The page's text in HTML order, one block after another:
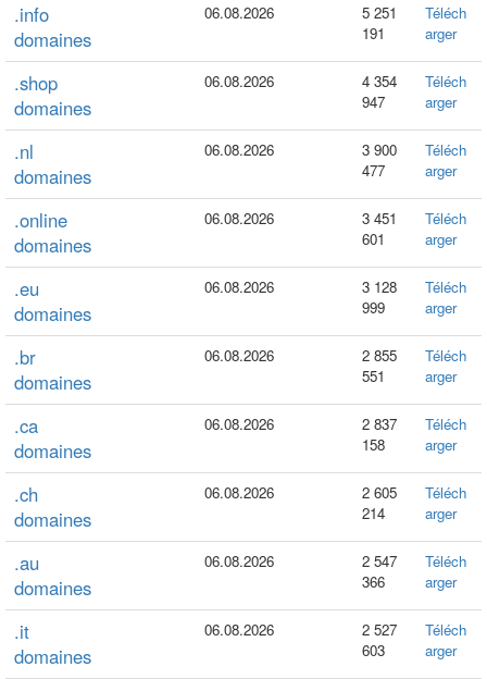
.info
domaines
06.08.2026
5 251
191
Téléch
arger
.shop
domaines
06.08.2026
4 354
947
Téléch
arger
.nl
domaines
06.08.2026
3 900
477
Téléch
arger
.online
domaines
06.08.2026
3 451
601
Téléch
arger
.eu
domaines
06.08.2026
3 128
999
Téléch
arger
.br
domaines
06.08.2026
2 855
551
Téléch
arger
.ca
domaines
06.08.2026
2 837
158
Téléch
arger
.ch
domaines
06.08.2026
2 605
214
Téléch
arger
.au
domaines
06.08.2026
2 547
366
Téléch
arger
.it
domaines
06.08.2026
2 527
603
Téléch
arger